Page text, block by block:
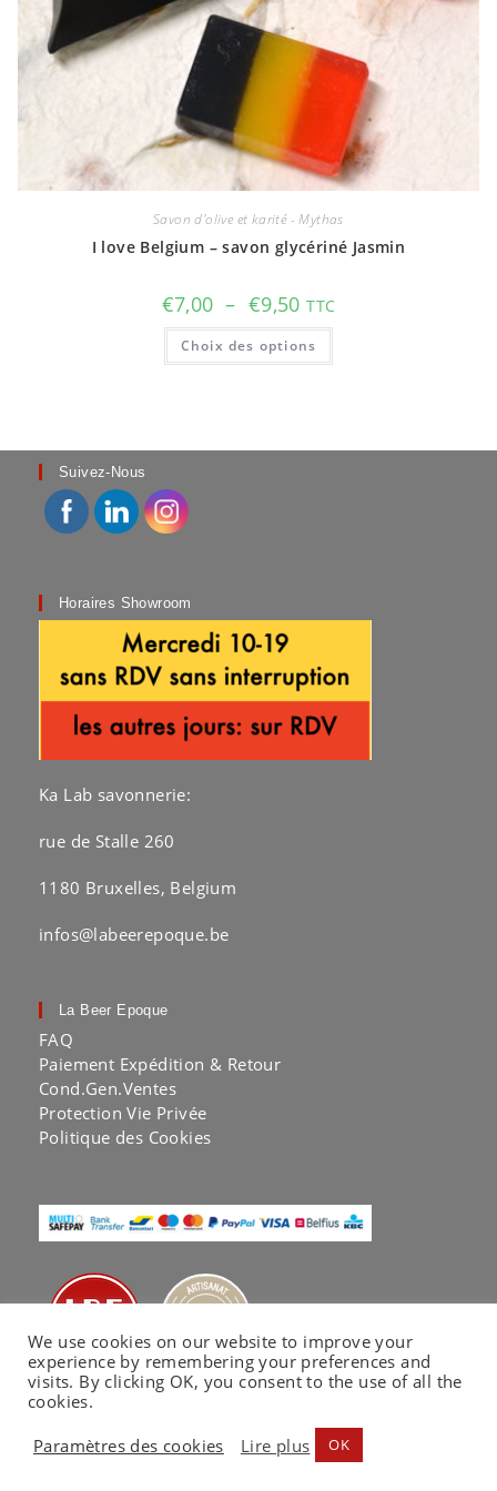
Savon d'olive et karité - Mythas
I love Belgium – savon glycériné Jasmin
€7,00 – €9,50Plage
de
prix :
€7,00
à
TTC
Choix des options
Ce
a
Suivez-Nous
Horaires Showroom
Ka Lab savonnerie:
rue de Stalle 260
1180 Bruxelles, Belgium
infos@labeerepoque.be
La Beer Epoque
FAQ
Paiement Expédition & Retour
Cond.Gen.Ventes
Protection Vie Privée
Politique des Cookies
La Beer Epoque® by KA LAB | Copyright 2020 |Website co-built by
We use cookies on our website to improve your
experience by remembering your preferences and
visits. By clicking OK, you consent to the use of all the
cookies.
Paramètres des cookies
Lire plus OK